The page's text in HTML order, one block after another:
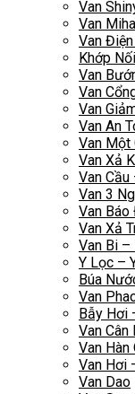
Van
Van Miha
Van
Khớp
Van
Van
Van
Van An
Van Một
Van Xả
Van
Van 3
Van
Van Xả
Van Bi –
Y Lọc –
Búa
Van
Bẫy Hơi
Van
Van
Van Hơi
Van Dao